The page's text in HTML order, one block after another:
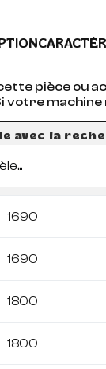
pièce ou
votre
avec la
1690
1690
1800
1800